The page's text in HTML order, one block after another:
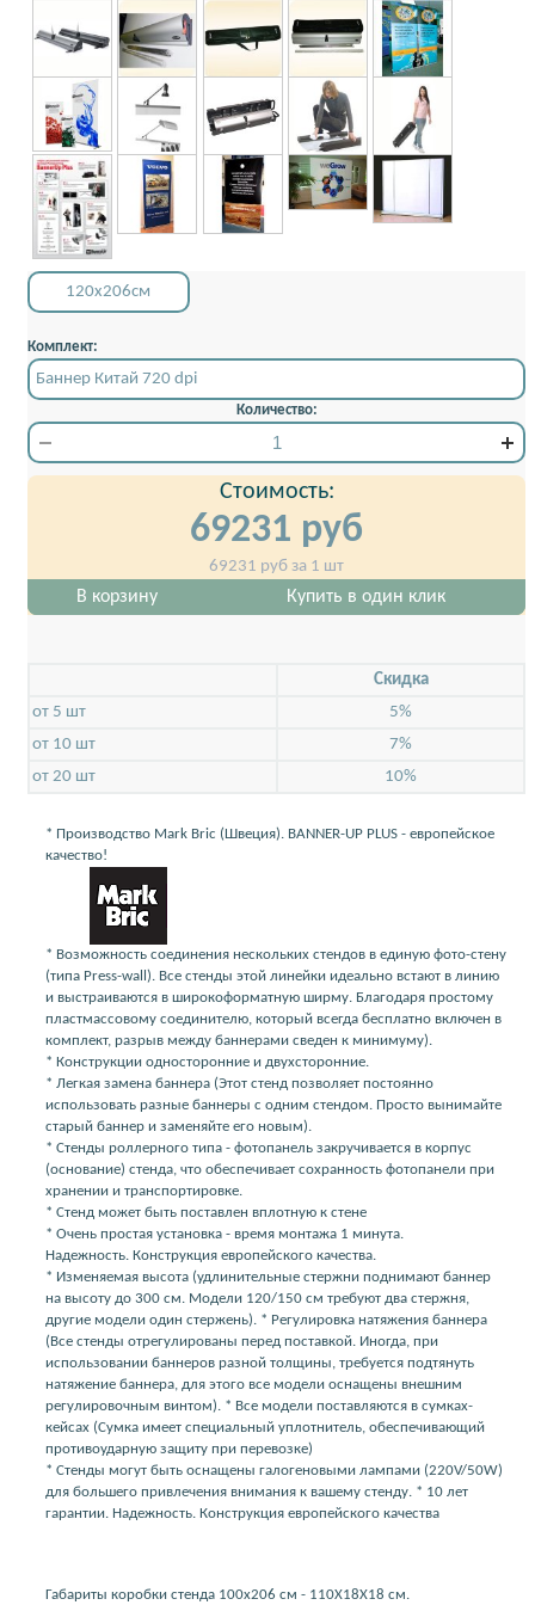
120x206см
Комплект:
Баннер Китай 720 dpi
Количество:
Стоимость:
69231 руб
69231 руб за 1 шт
В корзину Купить в один клик
Скидкa
от 5 шт
5%
от 10 шт
7%
от 20 шт
10%
* Производство Mark Bric (Швеция). BANNER-UP PLUS - европейское
качество!
* Возможность соединения нескольких стендов в единую фото-стену
(типа Press-wall). Все стенды этой линейки идеально встают в линию
и выстраиваются в широкоформатную ширму. Благодаря простому
пластмассовому соединителю, который всегда бесплатно включен в
комплект, разрыв между баннерами сведен к минимуму).
* Конструкции односторонние и двухсторонние.
* Легкая замена баннера (Этот стенд позволяет постоянно
использовать разные баннеры с одним стендом. Просто вынимайте
старый баннер и заменяйте его новым).
* Стенды роллерного типа - фотопанель закручивается в корпус
(основание) стенда, что обеспечивает сохранность фотопанели при
хранении и транспортировке.
* Стенд может быть поставлен вплотную к стене
* Очень простая установка - время монтажа 1 минута.
Надежность. Конструкция европейского качества.
* Изменяемая высота (удлинительные стержни поднимают баннер
на высоту до 300 см. Модели 120/150 см требуют два стержня,
другие модели один стержень). * Регулировка натяжения баннера
(Все стенды отрегулированы перед поставкой. Иногда, при
использовании баннеров разной толщины, требуется подтянуть
натяжение баннера, для этого все модели оснащены внешним
регулировочным винтом). * Все модели поставляются в сумках-
кейсах (Сумка имеет специальный уплотнитель, обеспечивающий
противоударную защиту при перевозке)
* Стенды могут быть оснащены галогеновыми лампами (220V/50W)
для большего привлечения внимания к вашему стенду. * 10 лет
гарантии. Надежность. Конструкция европейского качества
Габариты коробки стенда 100х206 см - 110Х18Х18 см.